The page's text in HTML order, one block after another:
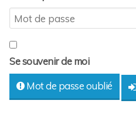
Se souvenir de moi
Mot de passe oublié